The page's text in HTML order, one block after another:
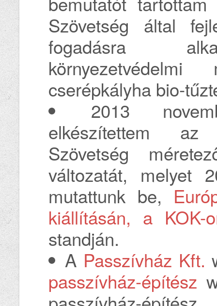
Szövetség által
fogadásra
környezetvédelmi
cserépkályha bio-
2013
elkészítettem az
Szövetség
változatát, melyet
mutattunk be,
kiállításán, a KOK-
standján.
A Passzívház Kft.
passzívház-építész